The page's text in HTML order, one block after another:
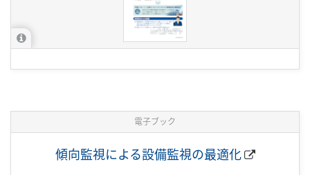
電子ブック
傾向監視による設備監視の最適化